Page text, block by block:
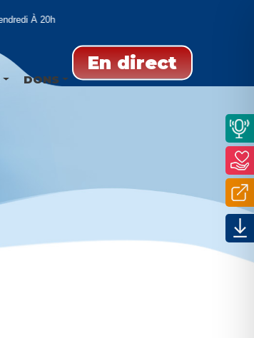
À 20h
En direct
DONS